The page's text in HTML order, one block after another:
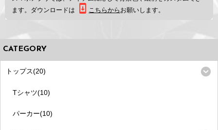
ます。ダウンロードは
こちらから お願いします。
CATEGORY
トップス(20)
Tシャツ(10)
パーカー(10)